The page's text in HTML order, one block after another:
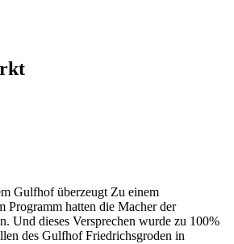
Gulfhof überzeugt Zu einem
Programm hatten die Macher der
Und dieses Versprechen wurde zu 100%
des Gulfhof Friedrichsgroden in